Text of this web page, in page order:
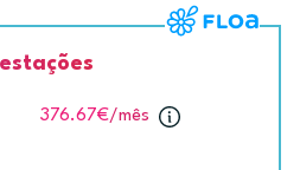
376.67€/mês